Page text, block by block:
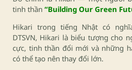
tinh thần “Building Our Green
Hikari trong tiếng Nhật có
DTSVN, Hikari là biểu tượng cho
cực, tinh thần đổi mới và những
có thể tạo nên thay đổi lớn.